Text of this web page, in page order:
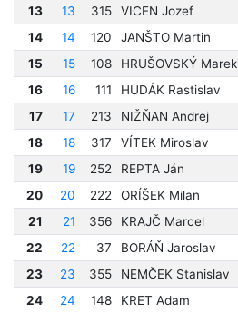
13
13 315 VICEN Jozef
14
14 120 JANŠTO Martin
15
15 108 HRUŠOVSKÝ Marek
16
16 111 HUDÁK Rastislav
17
17 213 NIŽŇAN Andrej
18
18 317 VÍTEK Miroslav
19
19 252 REPTA Ján
20
20 222 ORÍŠEK Milan
21
21 356 KRAJČ Marcel
22
22 37 BORÁŇ Jaroslav
23
23 355 NEMČEK Stanislav
24
24 148 KRET Adam